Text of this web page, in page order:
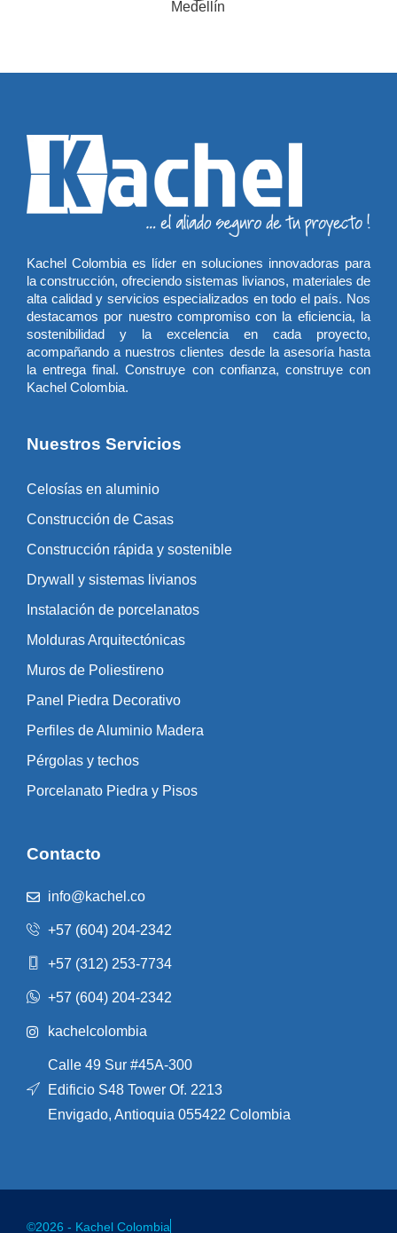
Kachel Colombia es líder en soluciones innovadoras para
la construcción, ofreciendo sistemas livianos, materiales de
alta calidad y servicios especializados en todo el país. Nos
destacamos por nuestro compromiso con la eficiencia, la
sostenibilidad y la excelencia en cada proyecto,
acompañando a nuestros clientes desde la asesoría hasta
la entrega final. Construye con confianza, construye con
Kachel Colombia.
Nuestros Servicios
Celosías en aluminio
Construcción de Casas
Construcción rápida y sostenible
Drywall y sistemas livianos
Instalación de porcelanatos
Molduras Arquitectónicas
Muros de Poliestireno
Panel Piedra Decorativo
Perfiles de Aluminio Madera
Pérgolas y techos
Porcelanato Piedra y Pisos
Contacto
info@kachel.co
+57 (604) 204-2342
+57 (312) 253-7734
+57 (604) 204-2342
kachelcolombia
Calle 49 Sur #45A-300
Edificio S48 Tower Of. 2213
Envigado, Antioquia 055422 Colombia
©2026 - Kachel Colombia